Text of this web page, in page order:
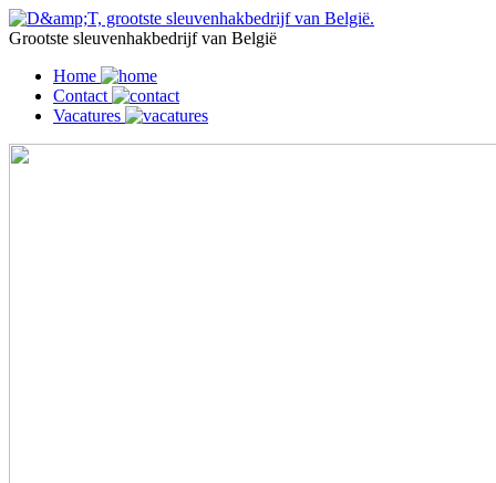
Grootste sleuvenhakbedrijf van België
Home
Contact
Vacatures